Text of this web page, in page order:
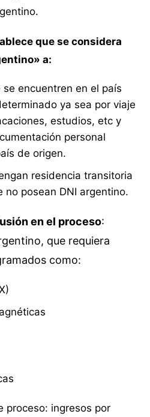
que se considera
a:
se encuentren en el país
ya sea por viaje
estudios, etc y
personal
de origen.
residencia transitoria
no posean DNI argentino.
en el proceso:
que requiera
como:
proceso: ingresos por